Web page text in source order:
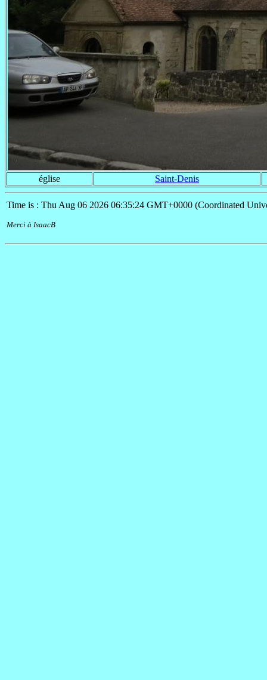
église Saint-Denis
Time is : Thu Aug 06 2026 06:35:24 GMT+0000 (Coordinated
Merci à IsaacB